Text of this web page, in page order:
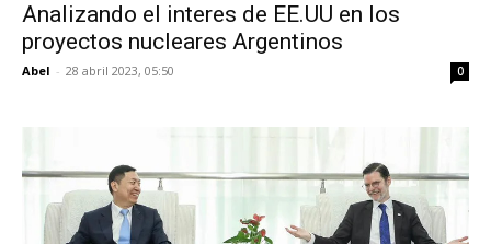
Analizando el interes de EE.UU en los
proyectos nucleares Argentinos
Abel - 28 abril 2023, 05:50 0